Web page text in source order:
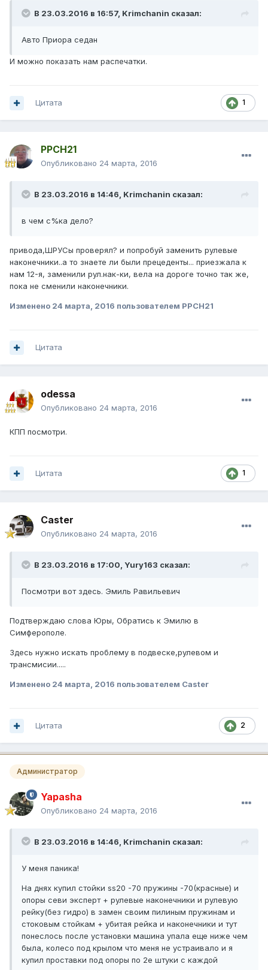
В 23.03.2016 в 16:57, Krimchanin сказал:
Авто Приора седан
И можно показать нам распечатки.
1
Цитата
PPCH21
Опубликовано 24 марта, 2016
В 23.03.2016 в 14:46, Krimchanin сказал:
в чем с%ка дело?
привода,ШРУСы проверял? и попробуй заменить рулевые
наконечники..а то знаете ли были прецеденты... приезжала к
нам 12-я, заменили рул.нак-ки, вела на дороге точно так же,
пока не сменили наконечники.
Изменено 24 марта, 2016 пользователем PPCH21
Цитата
odessa
Опубликовано 24 марта, 2016
КПП посмотри.
1
Цитата
Caster
Опубликовано 24 марта, 2016
В 23.03.2016 в 17:00, Yury163 сказал:
Посмотри вот здесь. Эмиль Равильевич
Подтверждаю слова Юры, Обратись к Эмилю в
Симферополе.
Здесь нужно искать проблему в подвеске,рулевом и
трансмисии.....
Изменено 24 марта, 2016 пользователем Caster
2
Цитата
Администратор
Yapasha
Опубликовано 24 марта, 2016
В 23.03.2016 в 14:46, Krimchanin сказал:
У меня паника!
На днях купил стойки ss20 -70 пружины -70(красные) и
опоры севи эксперт + рулевые наконечники и рулевую
рейку(без гидро) в замен своим пилиным пружинам и
стоковым стойкам + убитая рейка и наконечники и тут
понеслось после установки машина упала еще ниже чем
была, колесо под крылом что меня не устраивало и я
купил проставки под опоры по 2е штуки с каждой